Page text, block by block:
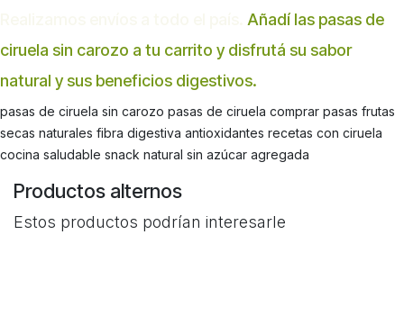
Añadí las pasas de
ciruela sin carozo a tu carrito y disfrutá su sabor
natural y sus beneficios digestivos.
pasas de ciruela sin carozo pasas de ciruela comprar pasas frutas
secas naturales fibra digestiva antioxidantes recetas con ciruela
cocina saludable snack natural sin azúcar agregada
Productos alternos
Estos productos podrían interesarle